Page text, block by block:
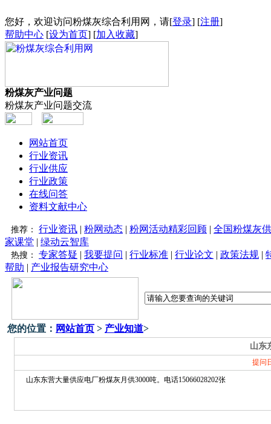
您好，欢迎访问粉煤灰综合利用网，请[登录] [注册]
帮助中心 [设为首页] [加入收藏]
粉煤灰产业问题
粉煤灰产业问题交流
网站首页
行业资讯
行业供应
行业政策
在线问答
资料文献中心
推荐： 行业资讯 | 粉网动态 | 粉网活动精彩回顾 | 全国粉煤灰
家课堂 | 绿动云智库
热搜： 专家答疑 | 我要提问 | 行业标准 | 行业论文 | 政策法规 |
帮助 | 产业报告研究中心
您的位置： 网站首页 > 产业知道>
山东
提问
山东东营大量供应电厂粉煤灰月供3000吨。电话15066028202张